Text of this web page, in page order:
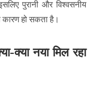
पुरानी और विश्वसनीय
कारण हो सकता है।
क्या नया मिल रहा